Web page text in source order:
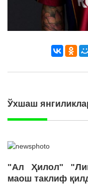
Ўхшаш
"Ал Ҳилол"
маош таклиф